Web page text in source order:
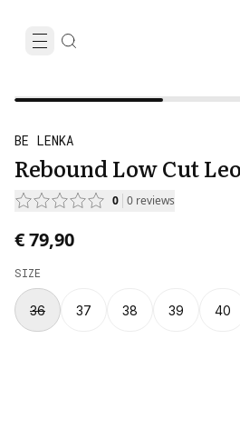
BE LENKA
Rebound Low Cut
0 0 reviews
€ 79,90
SIZE
36 37 38 39 40